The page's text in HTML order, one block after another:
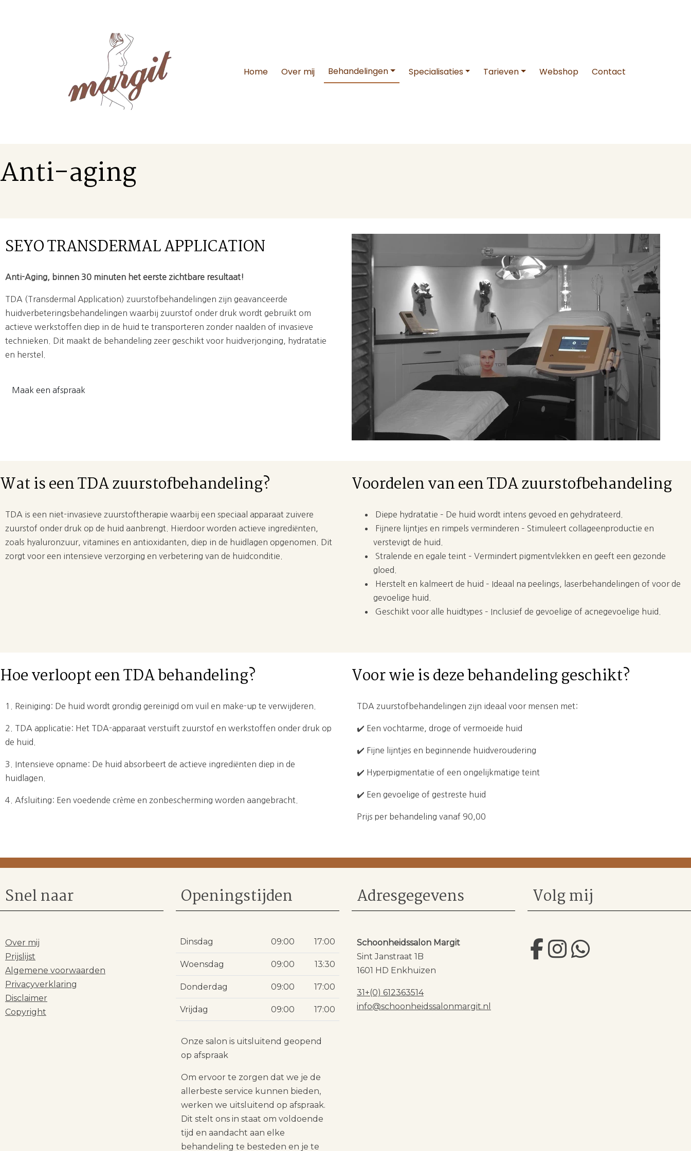
Home Over mij Behandelingen Specialisaties Tarieven Webshop Contact
Anti-aging
SEYO TRANSDERMAL APPLICATION
Anti-Aging, binnen 30 minuten het eerste zichtbare resultaat!
TDA (Transdermal Application) zuurstofbehandelingen zijn geavanceerde
huidverbeteringsbehandelingen waarbij zuurstof onder druk wordt gebruikt om
actieve werkstoffen diep in de huid te transporteren zonder naalden of invasieve
technieken. Dit maakt de behandeling zeer geschikt voor huidverjonging, hydratatie
en herstel.
Maak een afspraak
Wat is een TDA zuurstofbehandeling?
TDA is een niet-invasieve zuurstoftherapie waarbij een speciaal apparaat zuivere
zuurstof onder druk op de huid aanbrengt. Hierdoor worden actieve ingrediënten,
zoals hyaluronzuur, vitamines en antioxidanten, diep in de huidlagen opgenomen. Dit
zorgt voor een intensieve verzorging en verbetering van de huidconditie.
Voordelen van een TDA zuurstofbehandeling
Diepe hydratatie – De huid wordt intens gevoed en gehydrateerd.
Fijnere lijntjes en rimpels verminderen – Stimuleert collageenproductie en
verstevigt de huid.
Stralende en egale teint – Vermindert pigmentvlekken en geeft een gezonde
gloed.
Herstelt en kalmeert de huid – Ideaal na peelings, laserbehandelingen of voor de
gevoelige huid.
Geschikt voor alle huidtypes – Inclusief de gevoelige of acnegevoelige huid.
Hoe verloopt een TDA behandeling?
1. Reiniging: De huid wordt grondig gereinigd om vuil en make-up te verwijderen.
2. TDA applicatie: Het TDA-apparaat verstuift zuurstof en werkstoffen onder druk op
de huid.
3. Intensieve opname: De huid absorbeert de actieve ingrediënten diep in de
huidlagen.
4. Afsluiting: Een voedende crème en zonbescherming worden aangebracht.
Voor wie is deze behandeling geschikt?
TDA zuurstofbehandelingen zijn ideaal voor mensen met:
✔️ Een vochtarme, droge of vermoeide huid
✔️ Fijne lijntjes en beginnende huidveroudering
✔️ Hyperpigmentatie of een ongelijkmatige teint
✔️ Een gevoelige of gestreste huid
Prijs per behandeling vanaf 90,00
Snel naar
Over mij
Prijslijst
Algemene voorwaarden
Privacyverklaring
Disclaimer
Copyright
Openingstijden
Dinsdag 09:00 17:00
Woensdag 09:00 13:30
Donderdag 09:00 17:00
Vrijdag 09:00 17:00
Onze salon is uitsluitend geopend
op afspraak
Om ervoor te zorgen dat we je de
allerbeste service kunnen bieden,
werken we uitsluitend op afspraak.
Dit stelt ons in staat om voldoende
tijd en aandacht aan elke
behandeling te besteden en je te
Adresgegevens
Schoonheidssalon Margit
Sint Janstraat 1B
1601 HD Enkhuizen
31+(0) 612363514
info@schoonheidssalonmargit.nl
Volg mij